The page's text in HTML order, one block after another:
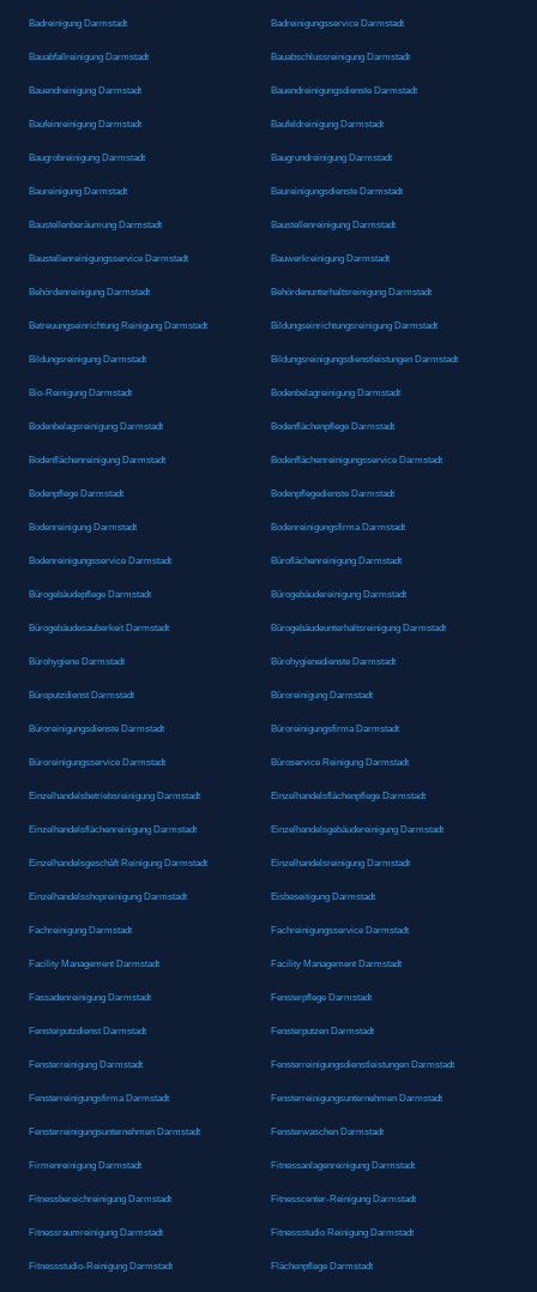
Badreinigung Darmstadt Badreinigungsservice Darmstadt
Bauabfallreinigung Darmstadt Bauabschlussreinigung Darmstadt
Bauendreinigung Darmstadt Bauendreinigungsdienste Darmstadt
Baufeinreinigung Darmstadt Baufeldreinigung Darmstadt
Baugrobreinigung Darmstadt Baugrundreinigung Darmstadt
Baureinigung Darmstadt Baureinigungsdienste Darmstadt
Baustellenberäumung Darmstadt Baustellenreinigung Darmstadt
Baustellenreinigungsservice Darmstadt Bauwerkreinigung Darmstadt
Behördenreinigung Darmstadt Behördenunterhaltsreinigung Darmstadt
Betreuungseinrichtung Reinigung Darmstadt Bildungseinrichtungsreinigung Darmstadt
Bildungsreinigung Darmstadt Bildungsreinigungsdienstleistungen Darmstadt
Bio-Reinigung Darmstadt Bodenbelagreinigung Darmstadt
Bodenbelagsreinigung Darmstadt Bodenflächenpflege Darmstadt
Bodenflächenreinigung Darmstadt Bodenflächenreinigungsservice Darmstadt
Bodenpflege Darmstadt Bodenpflegedienste Darmstadt
Bodenreinigung Darmstadt Bodenreinigungsfirma Darmstadt
Bodenreinigungsservice Darmstadt Büroflächenreinigung Darmstadt
Bürogebäudepflege Darmstadt Bürogebäudereinigung Darmstadt
Bürogebäudesauberkeit Darmstadt Bürogebäudeunterhaltsreinigung Darmstadt
Bürohygiene Darmstadt Bürohygienedienste Darmstadt
Büroputzdienst Darmstadt Büroreinigung Darmstadt
Büroreinigungsdienste Darmstadt Büroreinigungsfirma Darmstadt
Büroreinigungsservice Darmstadt Büroservice Reinigung Darmstadt
Einzelhandelsbetriebsreinigung Darmstadt Einzelhandelsflächenpflege Darmstadt
Einzelhandelsflächenreinigung Darmstadt Einzelhandelsgebäudereinigung Darmstadt
Einzelhandelsgeschäft Reinigung Darmstadt Einzelhandelsreinigung Darmstadt
Einzelhandelsshopreinigung Darmstadt Eisbeseitigung Darmstadt
Fachreinigung Darmstadt Fachreinigungsservice Darmstadt
Facility Management Darmstadt Facility Management Darmstadt
Fassadenreinigung Darmstadt Fensterpflege Darmstadt
Fensterputzdienst Darmstadt Fensterputzen Darmstadt
Fensterreinigung Darmstadt Fensterreinigungsdienstleistungen Darmstadt
Fensterreinigungsfirma Darmstadt Fensterreinigungsunternehmen Darmstadt
Fensterreinigungsunternehmen Darmstadt Fensterwaschen Darmstadt
Firmenreinigung Darmstadt Fitnessanlagenreinigung Darmstadt
Fitnessbereichreinigung Darmstadt Fitnesscenter-Reinigung Darmstadt
Fitnessraumreinigung Darmstadt Fitnessstudio Reinigung Darmstadt
Fitnessstudio-Reinigung Darmstadt Flächenpflege Darmstadt